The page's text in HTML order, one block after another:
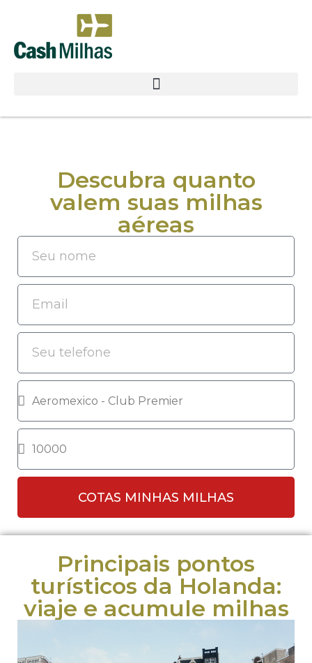
Descubra quanto
valem suas milhas
aéreas
COTAS MINHAS MILHAS
Principais pontos
turísticos da Holanda:
viaje e acumule milhas